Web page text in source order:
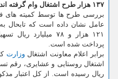
۱۳۷ هزار طرح اشتغال وام گرفته اند
بررسی طرح ها توسط کمیته های
۱۲۱ هزار و ۷۸
پرداخت شده است.
برابر اعلام معاونت اشتغال وزارت